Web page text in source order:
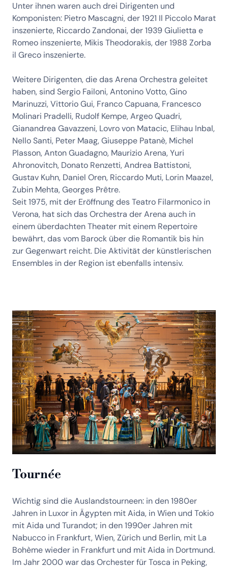
Unter ihnen waren auch drei Dirigenten und
Komponisten: Pietro Mascagni, der 1921 Il Piccolo Marat
inszenierte, Riccardo Zandonai, der 1939 Giulietta e
Romeo inszenierte, Mikis Theodorakis, der 1988 Zorba
il Greco inszenierte.
Weitere Dirigenten, die das Arena Orchestra geleitet
haben, sind Sergio Failoni, Antonino Votto, Gino
Marinuzzi, Vittorio Gui, Franco Capuana, Francesco
Molinari Pradelli, Rudolf Kempe, Argeo Quadri,
Gianandrea Gavazzeni, Lovro von Matacic, Elihau Inbal,
Nello Santi, Peter Maag, Giuseppe Patanè, Michel
Plasson, Anton Guadagno, Maurizio Arena, Yuri
Ahronovitch, Donato Renzetti, Andrea Battistoni,
Gustav Kuhn, Daniel Oren, Riccardo Muti, Lorin Maazel,
Zubin Mehta, Georges Prêtre.
Seit 1975, mit der Eröffnung des Teatro Filarmonico in
Verona, hat sich das Orchestra der Arena auch in
einem überdachten Theater mit einem Repertoire
bewährt, das vom Barock über die Romantik bis hin
zur Gegenwart reicht. Die Aktivität der künstlerischen
Ensembles in der Region ist ebenfalls intensiv.
Tournée
Wichtig sind die Auslandstourneen: in den 1980er
Jahren in Luxor in Ägypten mit Aida, in Wien und Tokio
mit Aida und Turandot; in den 1990er Jahren mit
Nabucco in Frankfurt, Wien, Zürich und Berlin, mit La
Bohème wieder in Frankfurt und mit Aida in Dortmund.
Im Jahr 2000 war das Orchester für Tosca in Peking,